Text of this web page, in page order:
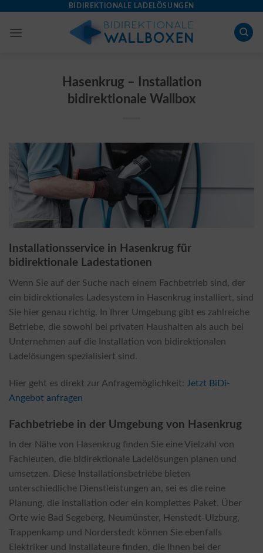
content
BIDIREKTIONALE LADELÖSUNGEN
Hasenkrug – Installation
bidirektionale Wallbox
Installationsservice in Hasenkrug für
bidirektionale Ladestationen
Wenn Sie auf der Suche nach einem Fachbetrieb sind, der
ein bidirektionales Ladesystem in Hasenkrug installiert, sind
Sie hier genau richtig. In Ihrer Umgebung gibt es zahlreiche
Betriebe, die sowohl bei privaten Haushalten als auch bei
Unternehmen auf die Installation von bidirektionalen
Ladelösungen spezialisiert sind.
Hier geht es direkt zur Anfragemöglichkeit: Jetzt BiDi-
Angebot anfragen
Fachbetriebe in der Umgebung von Hasenkrug
In der Nähe von Hasenkrug finden Sie eine Vielzahl von
Fachleuten, die bidirektionale Ladelösungen planen und
umsetzen. Diese Installationsbetriebe bieten
unterschiedliche Dienstleistungen an, sei es die reine
Planung, die Installation oder ein komplettes Paket. Über
Orte wie Bad Segeberg, Neumünster, Henstedt-Ulzburg,
Trappenkamp und Norderstedt können Sie ebenfalls
Elektriker und Installateure finden, die Ihnen bei der